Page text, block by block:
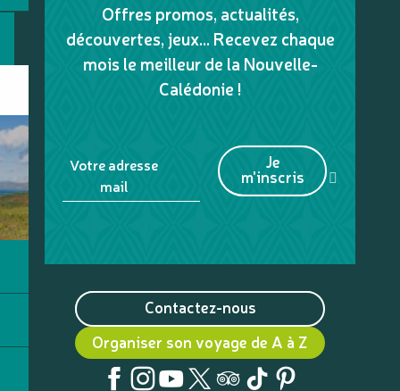
Offres promos, actualités,
découvertes, jeux... Recevez chaque
mois le meilleur de la Nouvelle-
Calédonie !
Votre adresse
mail
Je
m'inscris
Contactez-nous
Organiser son voyage de A à Z